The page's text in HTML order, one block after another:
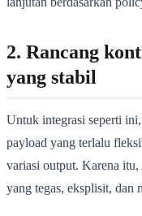
2. Rancang
yang stabil
Untuk integrasi seperti
payload yang terlalu
variasi output. Karena
yang tegas, eksplisit, dan